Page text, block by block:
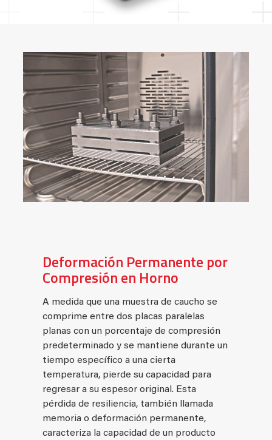
Deformación Permanente por
Compresión en Horno
A medida que una muestra de caucho se
comprime entre dos placas paralelas
planas con un porcentaje de compresión
predeterminado y se mantiene durante un
tiempo específico a una cierta
temperatura, pierde su capacidad para
regresar a su espesor original. Esta
pérdida de resiliencia, también llamada
memoria o deformación permanente,
caracteriza la capacidad de un producto